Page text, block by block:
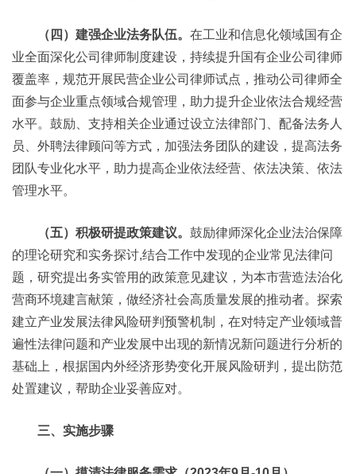
（四）建强企业法务队伍。 在工业和信息化领域国有企
业全面深化公司律师制度建设，持续提升国有企业公司律师
覆盖率，规范开展民营企业公司律师试点，推动公司律师全
面参与企业重点领域合规管理，助力提升企业依法合规经营
水平。鼓励、支持相关企业通过设立法律部门、配备法务人
员、外聘法律顾问等方式，加强法务团队的建设，提高法务
团队专业化水平，助力提高企业依法经营、依法决策、依法
管理水平。
（五）积极研提政策建议。 鼓励律师深化企业法治保障
的理论研究和实务探讨,结合工作中发现的企业常见法律问
题，研究提出务实管用的政策意见建议，为本市营造法治化
营商环境建言献策，做经济社会高质量发展的推动者。探索
建立产业发展法律风险研判预警机制，在对特定产业领域普
遍性法律问题和产业发展中出现的新情况新问题进行分析的
基础上，根据国内外经济形势变化开展风险研判，提出防范
处置建议，帮助企业妥善应对。
三、实施步骤